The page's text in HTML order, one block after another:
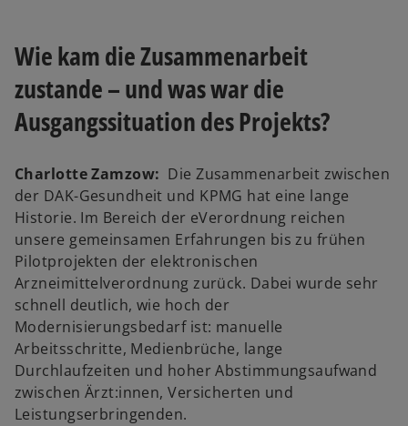
Wie kam die Zusammenarbeit
zustande – und was war die
Ausgangssituation des Projekts?
Charlotte Zamzow: Die Zusammenarbeit zwischen
der DAK-Gesundheit und KPMG hat eine lange
Historie. Im Bereich der eVerordnung reichen
unsere gemeinsamen Erfahrungen bis zu frühen
Pilotprojekten der elektronischen
Arzneimittelverordnung zurück. Dabei wurde sehr
schnell deutlich, wie hoch der
Modernisierungsbedarf ist: manuelle
Arbeitsschritte, Medienbrüche, lange
Durchlaufzeiten und hoher Abstimmungsaufwand
zwischen Ärzt:innen, Versicherten und
Leistungserbringenden.